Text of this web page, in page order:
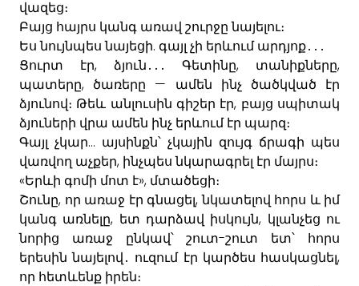
վազեց։
Բայց հայրս կանգ առավ շուրջը նայելու։
Ես նույնպես նայեցի. գայլ չի երևում արդյոք․․․
Ցուրտ
էր, ձյուն ․․․ Գետինը, տանիքները,
պատերը, ծառերը — ամեն ինչ ծածկված
էր
ձյունով։ Թեև անլուսին գիշեր էր, բայց սպիտակ
ձյուների վրա ամեն ինչ երևում էր պարզ։
Գայլ չկար... այսինքն՝ չկային զույգ ճրագի պես
վառվող աչքեր, ինչպես նկարագրել էր մայրս։
«Երևի գոմի մոտ է», մտածեցի։
Շունը, որ առաջ էր գնացել,նկատելով հորս և իմ
կանգ առնելը, ետ դարձավ իսկույն, կլանչեց ու
նորից
առաջ ընկավ՝ շուտ-շուտ ետ՝
հորս
երեսին նայելով ․ ուզում էր կարծես հասկացնել,
որ հետևենք իրեն։